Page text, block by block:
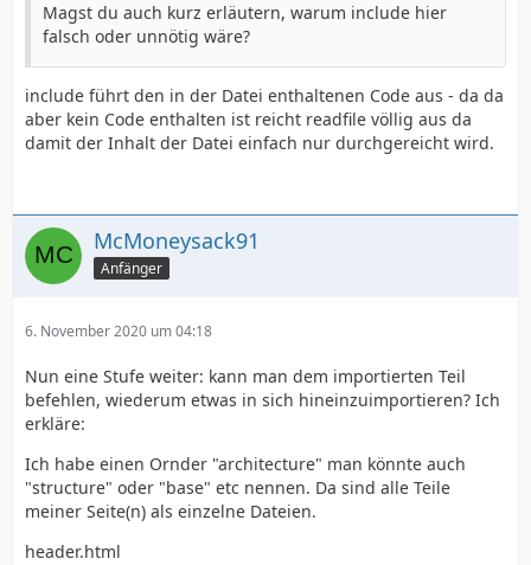
Magst du auch kurz erläutern, warum include hier
falsch oder unnötig wäre?
include führt den in der Datei enthaltenen Code aus - da da
aber kein Code enthalten ist reicht readfile völlig aus da
damit der Inhalt der Datei einfach nur durchgereicht wird.
McMoneysack91
Anfänger
6. November 2020 um 04:18
Nun eine Stufe weiter: kann man dem importierten Teil
befehlen, wiederum etwas in sich hineinzuimportieren? Ich
erkläre:
Ich habe einen Ornder "architecture" man könnte auch
"structure" oder "base" etc nennen. Da sind alle Teile
meiner Seite(n) als einzelne Dateien.
header.html